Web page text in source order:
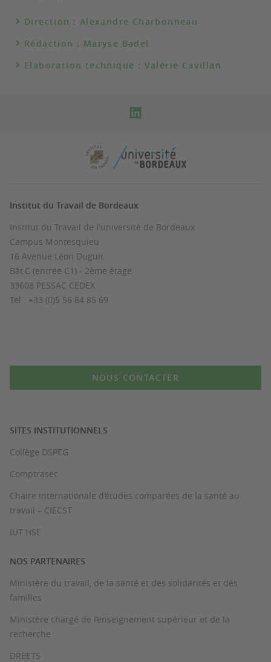
Direction : Alexandre Charbonneau
Rédaction : Maryse Badel
Elaboration technique : Valérie Cavillan
Institut du Travail de Bordeaux
Institut du Travail de l'université de Bordeaux
Campus Montesquieu
16 Avenue Léon Duguit
Bât.C (entrée C1) - 2ème étage
33608 PESSAC CEDEX
Tel : +33 (0)5 56 84 85 69
NOUS CONTACTER
SITES INSTITUTIONNELS
Collège DSPEG
Comptrasec
Chaire internationale d’études comparées de la santé au
travail – CIECST
IUT HSE
NOS PARTENAIRES
Ministère du travail, de la santé et des solidarités et des
familles
Ministère chargé de l’enseignement supérieur et de la
recherche
DREETS